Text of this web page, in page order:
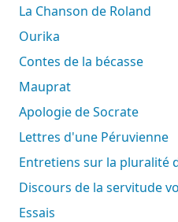
La Chanson de Roland
Ourika
Contes de la bécasse
Mauprat
Apologie de Socrate
Lettres d'une Péruvienne
Entretiens sur la pluralité
Discours de la servitude
Essais